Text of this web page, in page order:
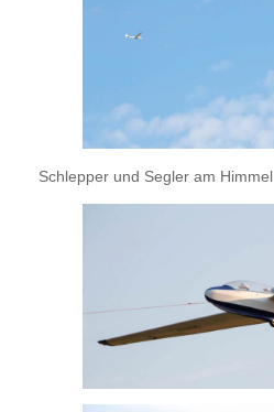
Schlepper und Segler am Himmel